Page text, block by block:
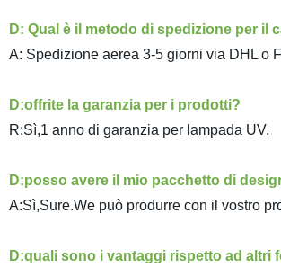
D: Qual è il metodo di spedizione per il
A: Spedizione aerea 3-5 giorni via DHL o
D:offrite la garanzia per i prodotti?
R:Sì,1 anno di garanzia per lampada UV.
D:posso avere il mio pacchetto di
A:Sì,Sure.We può produrre con il vostro
D:quali sono i vantaggi rispetto ad altri